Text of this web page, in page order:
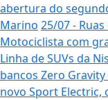
abertura do
Marino 25/07 -
Motociclista com
Linha de SUVs da
bancos Zero
novo Sport Electric,